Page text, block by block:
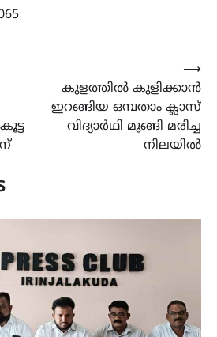
കുളത്തിൽ കുളിക്കാൻ
ഇറങ്ങിയ ഒമ്പതാം ക്ലാസ്
വിദ്യാര്‍ഥി മുങ്ങി മരിച്ച
നിലയിൽ
⟶